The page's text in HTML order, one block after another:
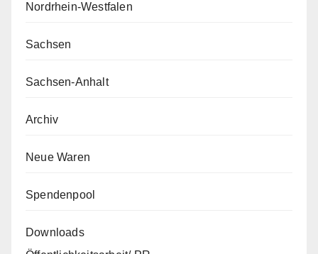
Nordrhein-Westfalen
Sachsen
Sachsen-Anhalt
Archiv
Neue Waren
Spendenpool
Downloads